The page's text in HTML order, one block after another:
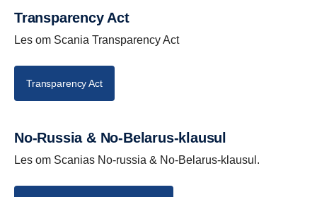
Transparency Act
Les om Scania Transparency Act
Transparency Act
No-Russia & No-Belarus-klausul
Les om Scanias No-russia & No-Belarus-klausul.